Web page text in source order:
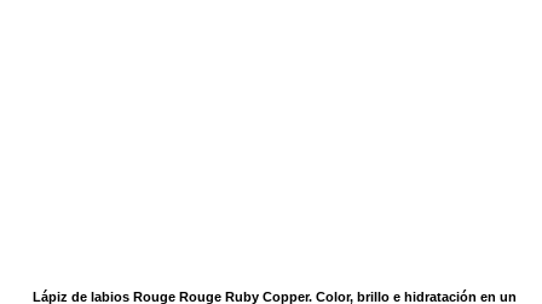
Lápiz de labios Rouge Rouge Ruby Copper. Color, brillo e hidratación en un